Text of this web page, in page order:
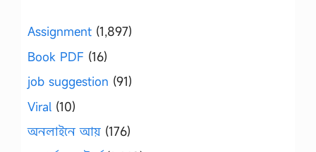
Assignment (1,897)
Book PDF (16)
job suggestion (91)
Viral (10)
অনলাইনে আয় (176)